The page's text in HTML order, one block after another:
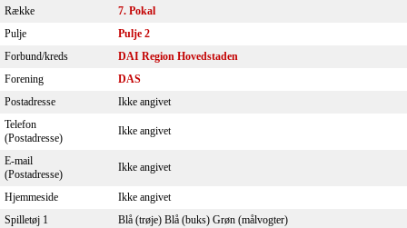
Række
7. Pokal
Pulje
Pulje 2
Forbund/kreds
DAI Region Hovedstaden
Forening
DAS
Postadresse
Ikke angivet
Telefon
(Postadresse)
Ikke angivet
E-mail
(Postadresse)
Ikke angivet
Hjemmeside
Ikke angivet
Spilletøj 1
Blå (trøje) Blå (buks) Grøn (målvogter)